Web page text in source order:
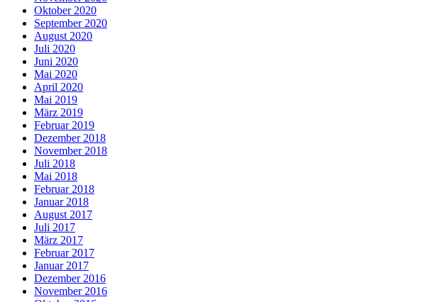
Oktober 2020
September 2020
August 2020
Juli 2020
Juni 2020
Mai 2020
April 2020
Mai 2019
März 2019
Februar 2019
Dezember 2018
November 2018
Juli 2018
Mai 2018
Februar 2018
Januar 2018
August 2017
Juli 2017
März 2017
Februar 2017
Januar 2017
Dezember 2016
November 2016